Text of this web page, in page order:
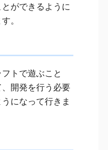
ができるように
。
トで遊ぶこと
開発を行う必要
になって行きま